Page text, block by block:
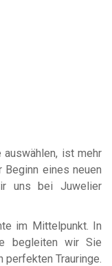
auswählen, ist mehr
eines neuen
uns bei Juwelier
im Mittelpunkt. In
begleiten wir Sie
perfekten Trauringe.